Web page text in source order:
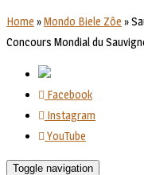
Home »Mondo Biele Zôe »
Concours Mondial du
Facebook
Instagram
YouTube
Toggle navigation